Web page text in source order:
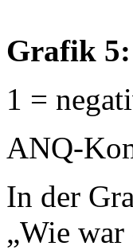
Grafik
1 =
ANQ-
In der
„Wie